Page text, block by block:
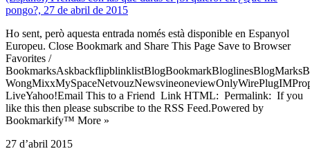
pongo?, 27 de abril de 2015
Ho sent, però aquesta entrada només està disponible en Espanyol
Europeu. Close Bookmark and Share This Page Save to Browser
Favorites /
LiveYahoo!Email This to a Friend Link HTML: Permalink: If you
like this then please subscribe to the RSS Feed.Powered by
Bookmarkify™ More »
27 d’abril 2015